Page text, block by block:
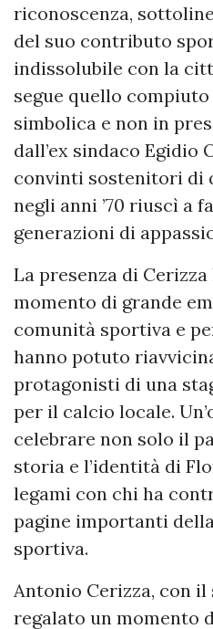
riconoscenza,
del suo contributo
indissolubile con la
segue quello
simbolica e non in
dall’ex sindaco
convinti sostenitori di
negli anni ’70 riuscì a
generazioni di
La presenza di
momento di grande
comunità sportiva e
hanno potuto
protagonisti di una
per il calcio locale.
celebrare non solo il
storia e l’identità di
legami con chi ha
pagine importanti
sportiva.
Antonio Cerizza, con
regalato un momento